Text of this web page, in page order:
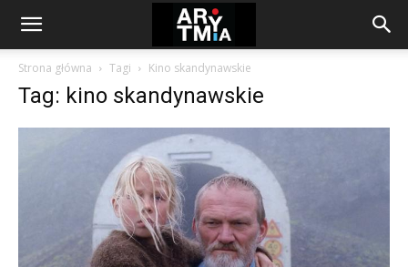
arytmia.eu
Strona główna Tagi Kino skandynawskie
Tag: kino skandynawskie